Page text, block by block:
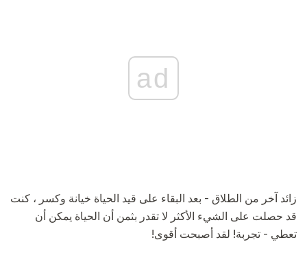
ad
زائد آخر من الطلاق - بعد البقاء على قيد الحياة خيانة وكسر ، كنت
قد حصلت على الشيء الأكثر لا تقدر بثمن أن الحياة يمكن أن
تعطي - تجربة! لقد أصبحت أقوى!